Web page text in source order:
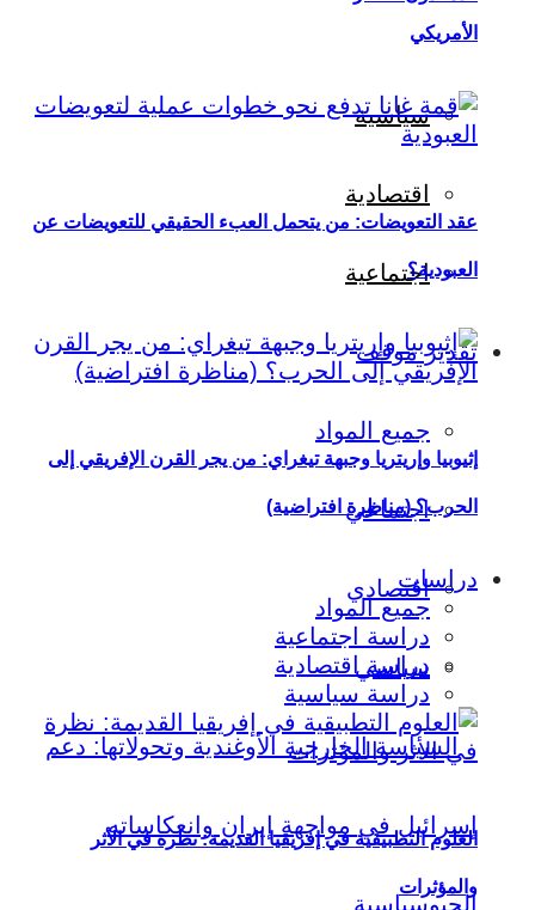
سياسية
اقتصادية
اجتماعية
تقدير موقف
جميع المواد
اجتماعي
اقتصادي
سياسي
الأمريكي
عقد التعويضات: من يتحمل العبء الحقيقي للتعويضات عن
العبودية؟
إثيوبيا وإريتريا وجبهة تيغراي: من يجر القرن الإفريقي إلى
الحرب؟ (مناظرة افتراضية)
دراسات
جميع المواد
دراسة اجتماعية
دراسة اقتصادية
دراسة سياسية
العلوم التطبيقية في إفريقيا القديمة: نظرة في الأثر
والمؤثرات